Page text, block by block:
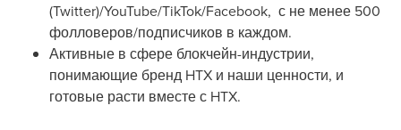
(Twitter)/YouTube/TikTok/Facebook, с не менее 500
фолловеров/подписчиков в каждом.
Активные в сфере блокчейн-индустрии,
понимающие бренд HTX и наши ценности, и
готовые расти вместе с HTX.